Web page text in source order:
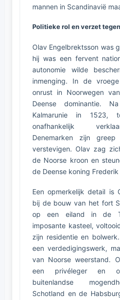
mannen in Scandinavië
Politieke rol en verzet
Olav Engelbrektsson was
hij was een fervent
autonomie wilde
inmenging. In de
onrust in Noorwegen
Deense dominantie.
Kalmarunie in 1523,
onafhankelijk
Denemarken zijn
verstevigen. Olav zag
de Noorse kroon en
de Deense koning Frederik
Een opmerkelijk detail is
bij de bouw van het fort
op een eiland in de
imposante kasteel,
zijn residentie en
een verdedigingswerk,
van Noorse weerstand.
een privéleger en
buitenlandse
Schotland en de